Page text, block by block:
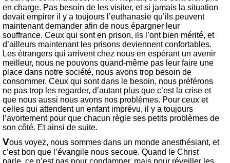
en charge. Pas besoin de les visiter, et si jamais la situation
devait empirer il y a toujours l’euthanasie qu’ils peuvent
maintenant demander afin de nous épargner leur
souffrance. Ceux qui sont en prison, ils l’ont bien mérité, et
d’ailleurs maintenant les prisons deviennent confortables.
Les étrangers qui arrivent chez nous en espérant un avenir
meilleur, nous ne pouvons quand-même pas leur faire une
place dans notre société, nous avons trop besoin de
consommer. Ceux qui sont dans le besoin, nous préférons
ne pas trop les regarder, d’autant plus que c’est la crise et
que nous aussi nous avons nos problèmes. Pour ceux et
celles qui attendent un enfant imprévu, il y a toujours
l’avortement pour que chacun règle ses petits problèmes de
son côté. Et ainsi de suite.
Vous voyez, nous sommes dans un monde anesthésiant, et
c’est bon que l’évangile nous secoue. Quand le Christ
parle, ce n’est pas pour condamner, mais pour réveiller les